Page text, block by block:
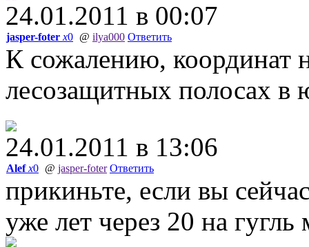
24.01.2011 в 00:07
jasper-foter x0 @ ilya000 Ответить
К сожалению, координат
лесозащитных полосах в
24.01.2011 в 13:06
Alef x0 @ jasper-foter Ответить
прикиньте, если вы
уже лет через 20 на